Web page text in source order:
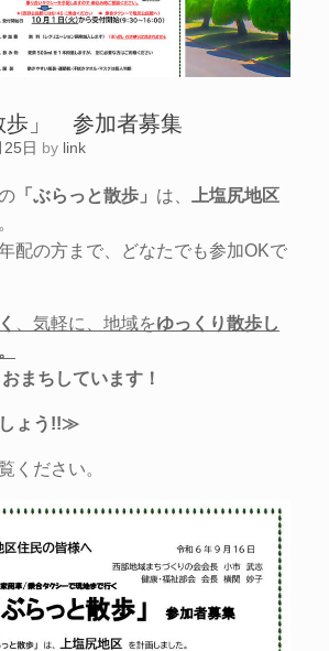
歩」 参加者募集
日 by link
「ぶらっと散歩」 は、
上塩尻地区
配の方まで、どなたでも参加OKで
、気軽に、地域をゆっくり散歩し
まちしています！
ょう!!≫
ください。